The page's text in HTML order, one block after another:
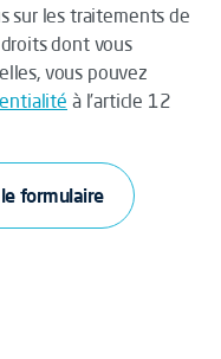
sur les traitements de
dont vous
vous pouvez
à l’article 12